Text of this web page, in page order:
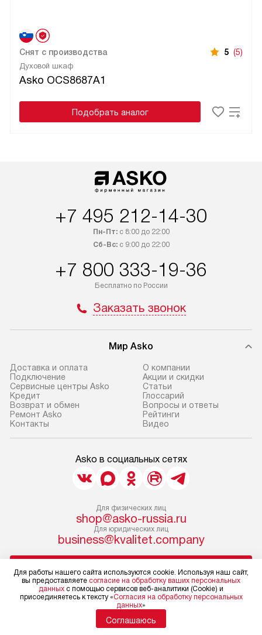
Духовой шкаф
Asko OCS8687A1
Снят с производства 5 (5)
Подобрать аналог
+7 495 212-14-30
Пн-Пт:с 8:00 до 22:00
Сб-Вс:с 9:00 до 22:00
+7 800 333-19-36
Бесплатно по России
Заказать звонок
Мир Asko
Доставка и оплата
Подключение
Сервисные центры Asko
Кредит
Возврат и обмен
Ремонт Asko
Контакты
О компании
Акции и скидки
Статьи
Глоссарий
Вопросы и ответы
Рейтинги
Видео
Asko в социальных сетях
Для физических лиц
shop@asko-russia.ru
Для юридических лиц
business@kvalitet.company
Политика конфиденциальности
Условия продажи
Карта сайта
Для работы нашего сайта используются cookie. Используя наш сайт,
вы предоставляете согласие на обработку ваших персональных
данных с помощью сервисов веб-аналитики (Cookie) и
присоединяетесь к тексту «Согласия на обработку персональных
данных»
Соглашаюсь